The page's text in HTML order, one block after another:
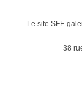
Le site SFE
38